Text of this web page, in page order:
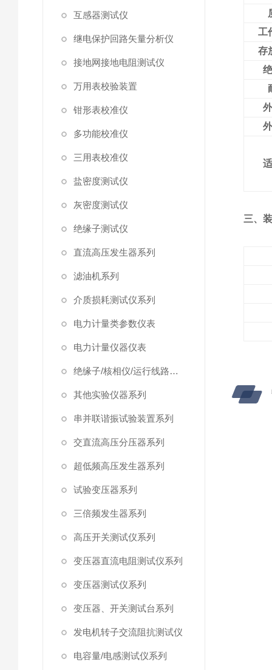
互感器测试仪
继电保护回路矢量分析仪
接地网接地电阻测试仪
万用表校验装置
钳形表校准仪
多功能校准仪
三用表校准仪
盐密度测试仪
灰密度测试仪
绝缘子测试仪
直流高压发生器系列
滤油机系列
介质损耗测试仪系列
电力计量类参数仪表
电力计量仪器仪表
绝缘子/核相仪/运行线路试验仪器
其他实验仪器系列
串并联谐振试验装置系列
交直流高压分压器系列
超低频高压发生器系列
试验变压器系列
三倍频发生器系列
高压开关测试仪系列
变压器直流电阻测试仪系列
变压器测试仪系列
变压器、开关测试台系列
发电机转子交流阻抗测试仪
电容量/电感测试仪系列
工
存
三、